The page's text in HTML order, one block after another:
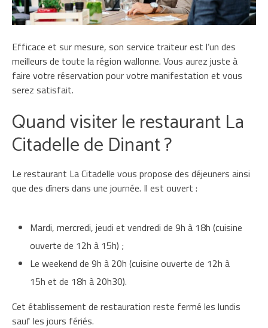
Efficace et sur mesure, son service traiteur est l’un des
meilleurs de toute la région wallonne. Vous aurez juste à
faire votre réservation pour votre manifestation et vous
serez satisfait.
Quand visiter le restaurant La
Citadelle de Dinant ?
Le restaurant La Citadelle vous propose des déjeuners ainsi
que des dîners dans une journée. Il est ouvert :
Mardi, mercredi, jeudi et vendredi de 9h à 18h (cuisine
ouverte de 12h à 15h) ;
Le weekend de 9h à 20h (cuisine ouverte de 12h à
15h et de 18h à 20h30).
Cet établissement de restauration reste fermé les lundis
sauf les jours fériés.